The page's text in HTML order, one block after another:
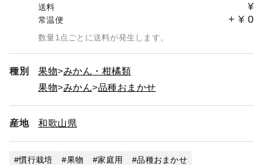
送料 ¥
常温便 + ¥ 0
数量1点ごとに送料が発生します。
種別 果物
みかん・柑橘類
果物
みかん 品種おまかせ
産地 和歌山県
慣行栽培 果物 家庭用
品種おまかせ